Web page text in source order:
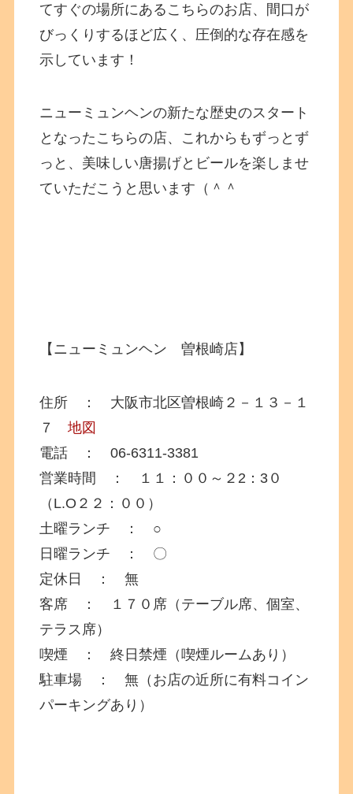
てすぐの場所にあるこちらのお店、間口が
びっくりするほど広く、圧倒的な存在感を
示しています！
ニューミュンヘンの新たな歴史のスタート
となったこちらの店、これからもずっとず
っと、美味しい唐揚げとビールを楽しませ
ていただこうと思います（＾＾
【ニューミュンヘン 曽根崎店】
住所 ： 大阪市北区曽根崎２－１３－１
７地図
電話 ： 06-6311-3381
営業時間 ： １１：００～２2：3０
（L.O２２：００）
土曜ランチ ： ○
日曜ランチ ： 〇
定休日 ： 無
客席 ： １７０席（テーブル席、個室、
テラス席）
喫煙 ： 終日禁煙（喫煙ルームあり）
駐車場 ： 無（お店の近所に有料コイン
パーキングあり）